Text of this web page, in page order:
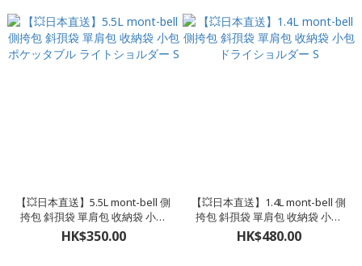
【💥日本直送】5.5L mont-bell 側
挎包 斜孭袋 單肩包 收納袋 小包
ポケッタブル ライトショルダー
S
HK$350.00
【💥日本直送】1.4L mont-bell 側
挎包 斜孭袋 單肩包 收納袋 小包
ドライショルダー S
HK$480.00